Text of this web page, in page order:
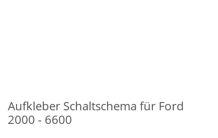
Aufkleber Schaltschema für Ford
2000 - 6600